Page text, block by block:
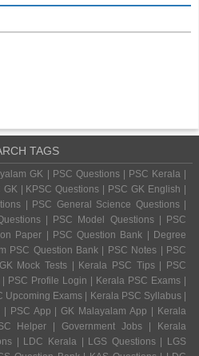
TAGS
GK | PSC Questions | PSC Kerala |
| KPSC Questions | PSC GK English |
| PSC General Science Questions |
| PSC Model Questions | PSC
Paper | PSC Question Bank | Degree
PSC Question Bank | PSC Notes | PSC
Mock Tests | Kerala PSC Tips | PSC
PSC Profile Login | Kerala PSC Exams |
Upcoming Exams | Kerala PSC Syllabus |
PSC App | GK Malayalam App | Kerala
Helper | Government Jobs | Kerala
| LDC Kerala | LGS Questions | LGS